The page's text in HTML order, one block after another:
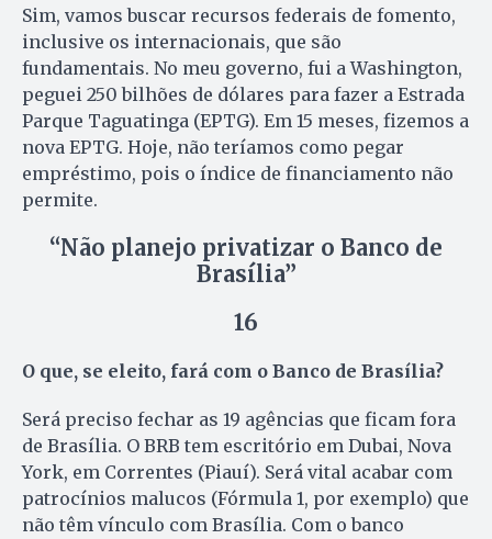
Sim, vamos buscar recursos federais de fomento,
inclusive os internacionais, que são
fundamentais. No meu governo, fui a Washington,
peguei 250 bilhões de dólares para fazer a Estrada
Parque Taguatinga (EPTG). Em 15 meses, fizemos a
nova EPTG. Hoje, não teríamos como pegar
empréstimo, pois o índice de financiamento não
permite.
“Não planejo privatizar o Banco de
Brasília”
16
O que, se eleito, fará com o Banco de Brasília?
Será preciso fechar as 19 agências que ficam fora
de Brasília. O BRB tem escritório em Dubai, Nova
York, em Correntes (Piauí). Será vital acabar com
patrocínios malucos (Fórmula 1, por exemplo) que
não têm vínculo com Brasília. Com o banco